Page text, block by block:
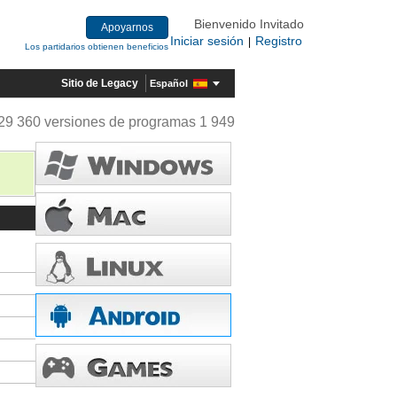
Apoyarnos
Los partidarios obtienen beneficios
Bienvenido Invitado
Iniciar sesión
Registro
Sitio de Legacy Español
360 versiones de programas 1 949